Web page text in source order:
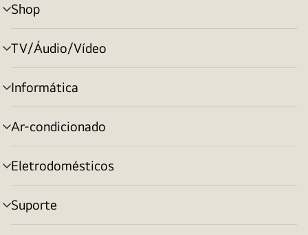
Shop
alternar
menu
TV/Áudio/Vídeo
alternar
menu
Informática
alternar
menu
Ar-condicionado
alternar
menu
Eletrodomésticos
alternar
menu
Suporte
alternar
menu